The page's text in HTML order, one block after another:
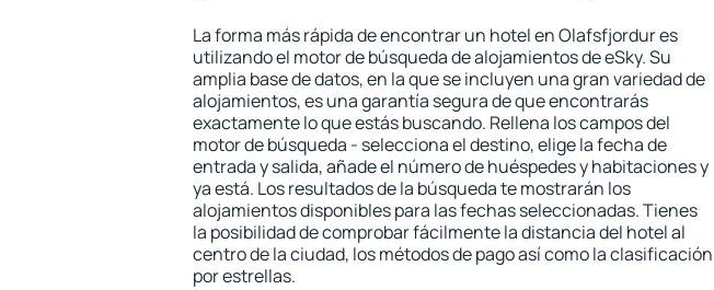
La forma más rápida de encontrar un hotel en Olafsfjordur es
utilizando el motor de búsqueda de alojamientos de eSky. Su
amplia base de datos, en la que se incluyen una gran variedad de
alojamientos, es una garantía segura de que encontrarás
exactamente lo que estás buscando. Rellena los campos del
motor de búsqueda - selecciona el destino, elige la fecha de
entrada y salida, añade el número de huéspedes y habitaciones y
ya está. Los resultados de la búsqueda te mostrarán los
alojamientos disponibles para las fechas seleccionadas. Tienes
la posibilidad de comprobar fácilmente la distancia del hotel al
centro de la ciudad, los métodos de pago así como la clasificación
por estrellas.